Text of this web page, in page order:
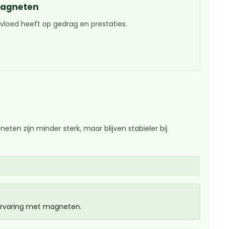
heeft op gedrag en prestaties.
zijn minder sterk, maar blijven stabieler bij
met magneten.